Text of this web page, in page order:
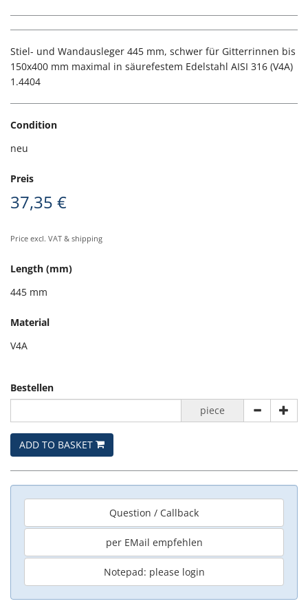
Stiel- und Wandausleger 445 mm, schwer für Gitterrinnen bis
150x400 mm maximal in säurefestem Edelstahl AISI 316 (V4A)
1.4404
Condition
neu
Preis
37,35 €
Price excl. VAT & shipping
Length (mm)
445 mm
Material
V4A
Bestellen
piece
ADD TO BASKET
Question / Callback
per EMail empfehlen
Notepad: please login